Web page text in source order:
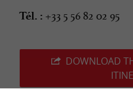
Tél. : +33 5 56 82 02 95
DOWNLOAD